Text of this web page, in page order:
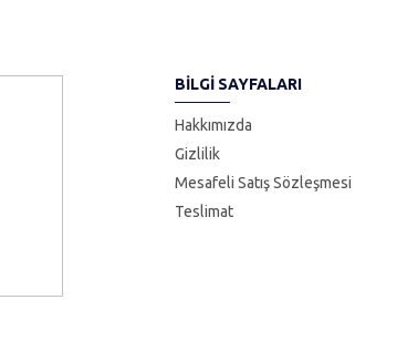
BILGI SAYFALARI
Hakkımızda
Gizlilik
Mesafeli Satış Sözleşmesi
Teslimat